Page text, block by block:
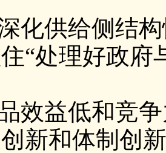
化供给侧结
“处理好政府
效益低和竞
新和体制创